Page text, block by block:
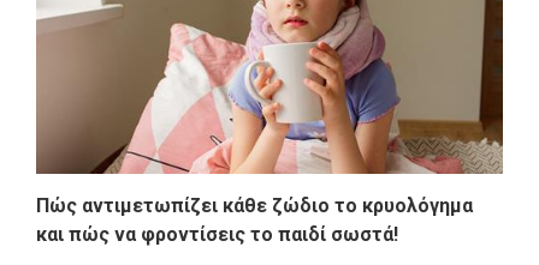
Πώς αντιμετωπίζει κάθε ζώδιο το κρυολόγημα
και πώς να φροντίσεις το παιδί σωστά!